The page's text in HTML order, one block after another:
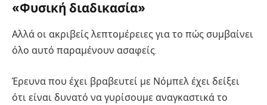
«Φυσική διαδικασία»
Αλλά οι ακριβείς λεπτομέρειες για το πώς συμβαίνει
όλο αυτό παραμένουν ασαφείς.
Έρευνα που έχει βραβευτεί με Νόμπελ έχει δείξει
ότι είναι δυνατό να γυρίσουμε αναγκαστικά το